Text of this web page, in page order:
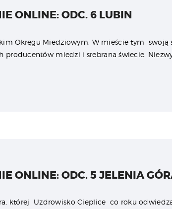
ONLINE: ODC. 6 LUBIN
Okręgu Miedziowym. W mieście tym
producentów miedzi i srebrana świecie.
ONLINE: ODC. 5 JELENIA
której Uzdrowisko Cieplice co roku